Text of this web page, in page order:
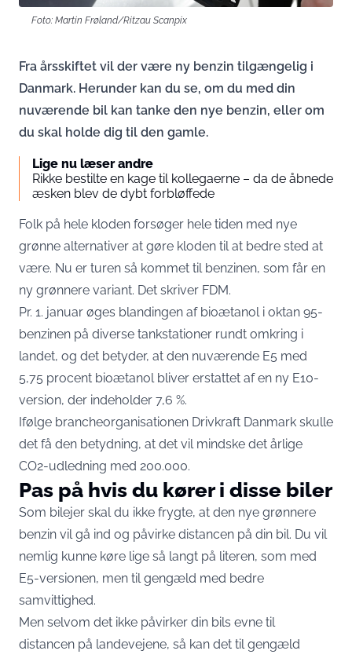
Foto: Martin Frøland/Ritzau Scanpix
Fra årsskiftet vil der være ny benzin tilgængelig i
Danmark. Herunder kan du se, om du med din
nuværende bil kan tanke den nye benzin, eller om
du skal holde dig til den gamle.
Lige nu læser andre
Rikke bestilte en kage til kollegaerne – da de åbnede
æsken blev de dybt forbløffede
Folk på hele kloden forsøger hele tiden med nye
grønne alternativer at gøre kloden til at bedre sted at
være. Nu er turen så kommet til benzinen, som får en
ny grønnere variant. Det skriver FDM.
Pr. 1. januar øges blandingen af bioætanol i oktan 95-
benzinen på diverse tankstationer rundt omkring i
landet, og det betyder, at den nuværende E5 med
5,75 procent bioætanol bliver erstattet af en ny E10-
version, der indeholder 7,6 %.
Ifølge brancheorganisationen Drivkraft Danmark skulle
det få den betydning, at det vil mindske det årlige
CO2-udledning med 200.000.
Pas på hvis du kører i disse biler
Som bilejer skal du ikke frygte, at den nye grønnere
benzin vil gå ind og påvirke distancen på din bil. Du vil
nemlig kunne køre lige så langt på literen, som med
E5-versionen, men til gengæld med bedre
samvittighed.
Men selvom det ikke påvirker din bils evne til
distancen på landevejene, så kan det til gengæld